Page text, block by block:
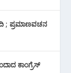
; ಪ್ರಮಾಣವಚನ
ಕಾಂಗ್ರೆಸ್